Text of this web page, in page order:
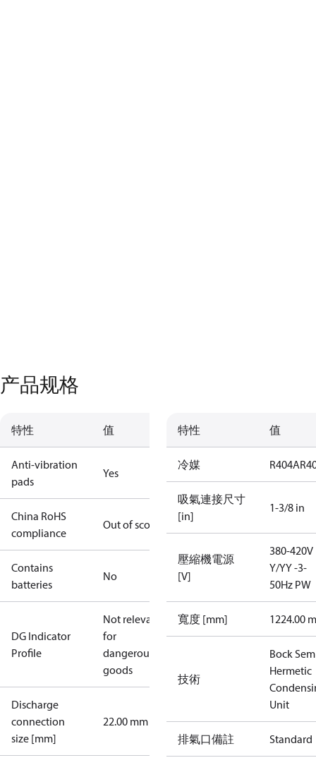
产品规格
特性 值
Anti-vibration
pads
Yes
China RoHS
compliance
Out of scope
Contains
batteries
No
DG Indicator
Profile
Not relevant
for
dangerous
goods
Discharge
connection
size [mm]
22.00 mm
特性 值
冷媒 R404A
吸氣連接尺寸
[in]
1-3/8 in
壓縮機電源
[V]
380-420V
Y/YY -3-
50Hz PW
寬度 [mm] 1224.00
技術
Bock
Hermetic
Unit
排氣口備註 Standard